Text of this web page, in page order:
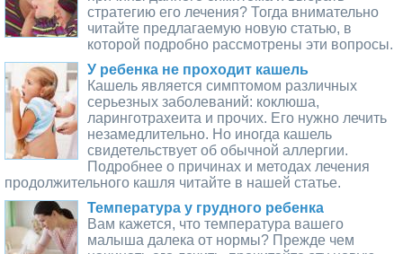
стратегию его лечения? Тогда внимательно
читайте предлагаемую новую статью, в
которой подробно рассмотрены эти вопросы.
У ребенка не проходит кашель
Кашель является симптомом различных
серьезных заболеваний: коклюша,
ларинготрахеита и прочих. Его нужно лечить
незамедлительно. Но иногда кашель
свидетельствует об обычной аллергии.
Подробнее о причинах и методах лечения
продолжительного кашля читайте в нашей статье.
Температура у грудного ребенка
Вам кажется, что температура вашего
малыша далека от нормы? Прежде чем